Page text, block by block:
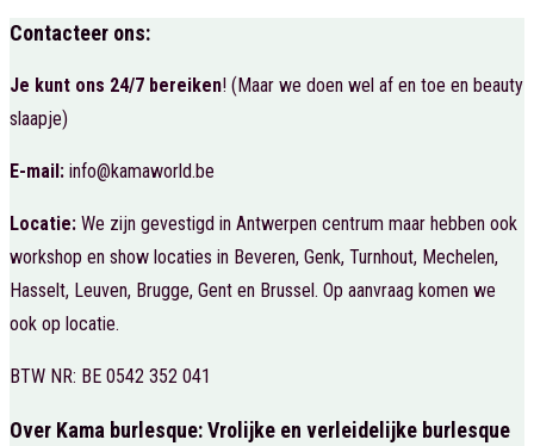
Contacteer ons:
Je kunt ons 24/7 bereiken! (Maar we doen wel af en toe en beauty
slaapje)
E-mail: info@kamaworld.be
Locatie: We zijn gevestigd in Antwerpen centrum maar hebben ook
workshop en show locaties in Beveren, Genk, Turnhout, Mechelen,
Hasselt, Leuven, Brugge, Gent en Brussel. Op aanvraag komen we
ook op locatie.
BTW NR: BE 0542 352 041
Over Kama burlesque: Vrolijke en verleidelijke burlesque